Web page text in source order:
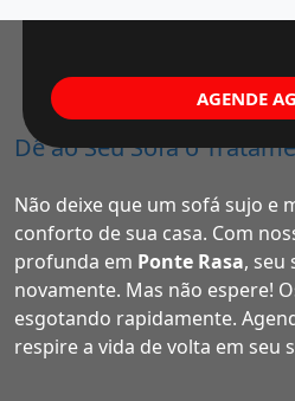
Dê ao Seu Sofá o
Não deixe que um sofá sujo e
conforto de sua casa. Com
profunda em Ponte Rasa, seu
novamente. Mas não espere!
esgotando rapidamente.
respire a vida de volta em seu
AGENDE